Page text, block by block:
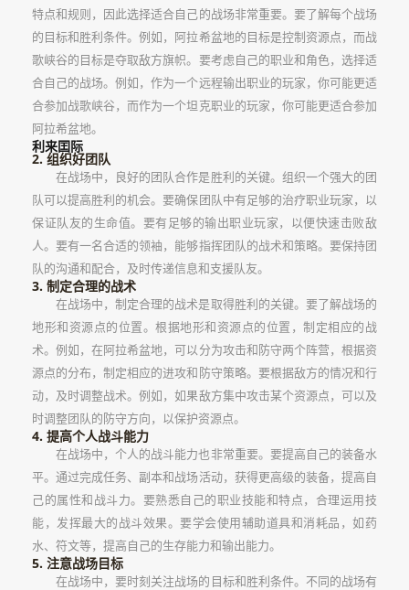
特点和规则，因此选择适合自己的战场非常重要。要了解每个战场
的目标和胜利条件。例如，阿拉希盆地的目标是控制资源点，而战
歌峡谷的目标是夺取敌方旗帜。要考虑自己的职业和角色，选择适
合自己的战场。例如，作为一个远程输出职业的玩家，你可能更适
合参加战歌峡谷，而作为一个坦克职业的玩家，你可能更适合参加
阿拉希盆地。
利来囯际
2. 组织好团队
在战场中，良好的团队合作是胜利的关键。组织一个强大的团
队可以提高胜利的机会。要确保团队中有足够的治疗职业玩家，以
保证队友的生命值。要有足够的输出职业玩家，以便快速击败敌
人。要有一名合适的领袖，能够指挥团队的战术和策略。要保持团
队的沟通和配合，及时传递信息和支援队友。
3. 制定合理的战术
在战场中，制定合理的战术是取得胜利的关键。要了解战场的
地形和资源点的位置。根据地形和资源点的位置，制定相应的战
术。例如，在阿拉希盆地，可以分为攻击和防守两个阵营，根据资
源点的分布，制定相应的进攻和防守策略。要根据敌方的情况和行
动，及时调整战术。例如，如果敌方集中攻击某个资源点，可以及
时调整团队的防守方向，以保护资源点。
4. 提高个人战斗能力
在战场中，个人的战斗能力也非常重要。要提高自己的装备水
平。通过完成任务、副本和战场活动，获得更高级的装备，提高自
己的属性和战斗力。要熟悉自己的职业技能和特点，合理运用技
能，发挥最大的战斗效果。要学会使用辅助道具和消耗品，如药
水、符文等，提高自己的生存能力和输出能力。
5. 注意战场目标
在战场中，要时刻关注战场的目标和胜利条件。不同的战场有